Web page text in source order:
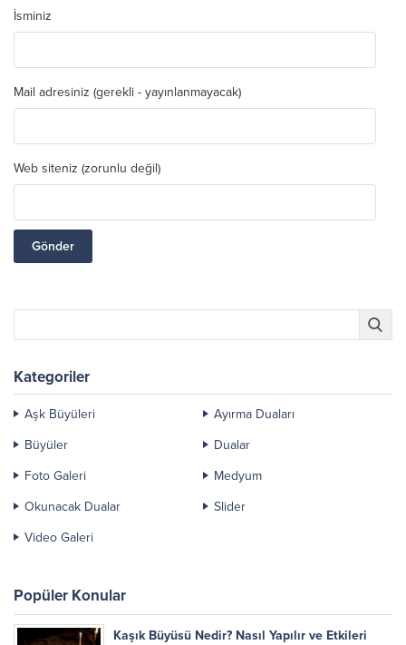
İsminiz
Mail adresiniz (gerekli - yayınlanmayacak)
Web siteniz (zorunlu değil)
Kategoriler
Aşk Büyüleri
Ayırma Duaları
Büyüler
Dualar
Foto Galeri
Medyum
Okunacak Dualar
Slider
Video Galeri
Popüler Konular
Kaşık Büyüsü Nedir? Nasıl Yapılır ve Etkileri